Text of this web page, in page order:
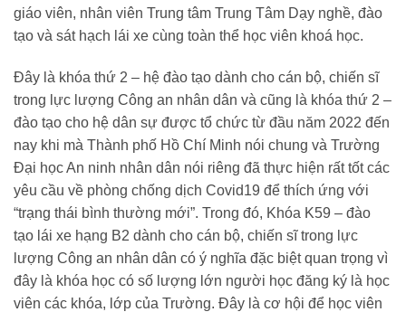
giáo viên, nhân viên Trung tâm Trung Tâm Dạy nghề, đào
tạo và sát hạch lái xe cùng toàn thể học viên khoá học.
Đây là khóa thứ 2 – hệ đào tạo dành cho cán bộ, chiến sĩ
trong lực lượng Công an nhân dân và cũng là khóa thứ 2 –
đào tạo cho hệ dân sự được tổ chức từ đầu năm 2022 đến
nay khi mà Thành phố Hồ Chí Minh nói chung và Trường
Đại học An ninh nhân dân nói riêng đã thực hiện rất tốt các
yêu cầu về phòng chống dịch Covid19 để thích ứng với
“trạng thái bình thường mới”. Trong đó, Khóa K59 – đào
tạo lái xe hạng B2 dành cho cán bộ, chiến sĩ trong lực
lượng Công an nhân dân có ý nghĩa đặc biệt quan trọng vì
đây là khóa học có số lượng lớn người học đăng ký là học
viên các khóa, lớp của Trường. Đây là cơ hội để học viên